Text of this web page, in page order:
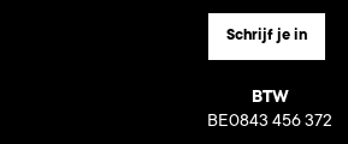
Schrijf je in
BTW
BE0843 456 372